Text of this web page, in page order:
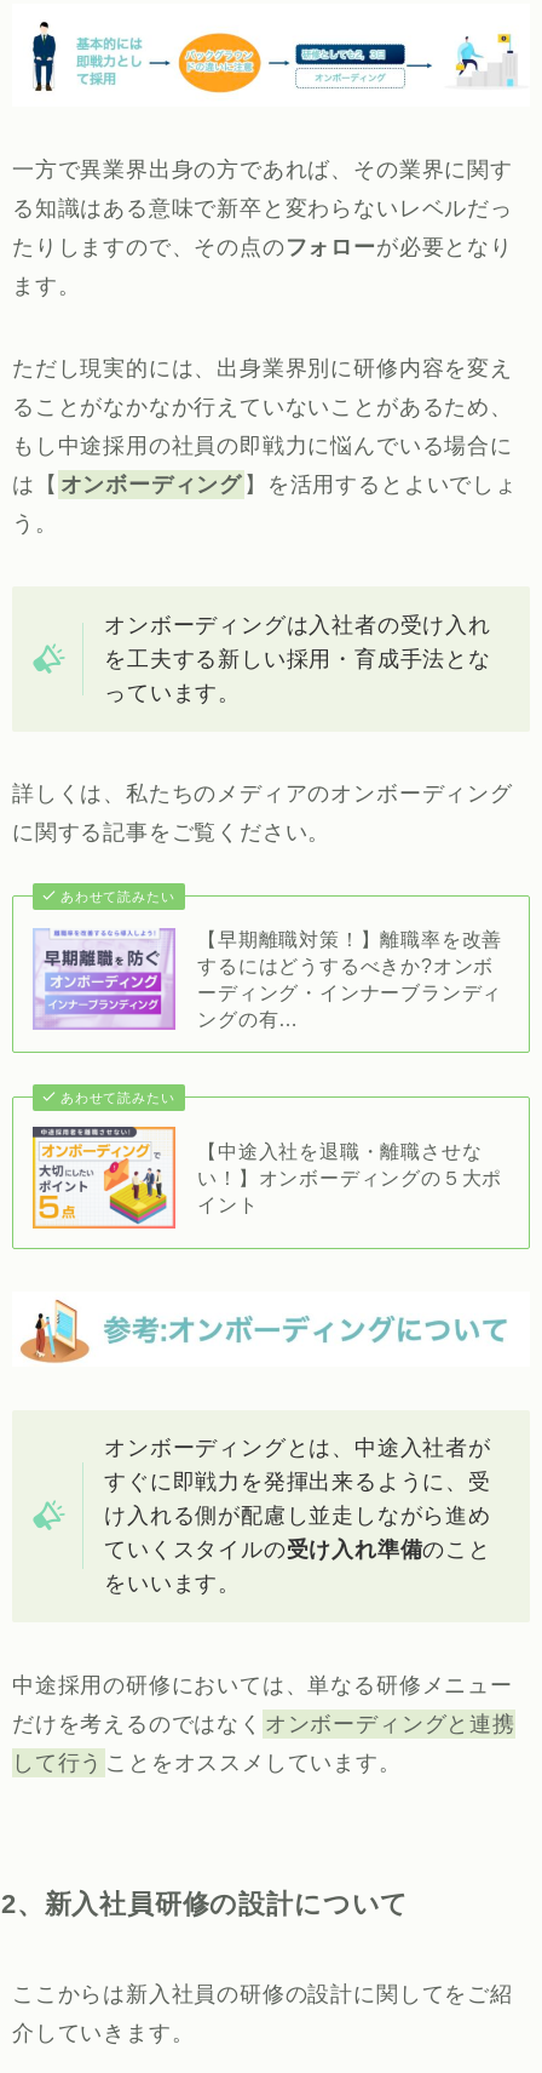
一方で異業界出身の方であれば、その業界に関す
る知識はある意味で新卒と変わらないレベルだっ
たりしますので、その点のフォローが必要となり
ます。
ただし現実的には、出身業界別に研修内容を変え
ることがなかなか行えていないことがあるため、
もし中途採用の社員の即戦力に悩んでいる場合に
は【 オンボーディング 】を活用するとよいでしょ
う。
オンボーディングは入社者の受け入れ
を工夫する新しい採用・育成手法とな
っています。
詳しくは、私たちのメディアのオンボーディング
に関する記事をご覧ください。
あわせて読みたい
【早期離職対策！】離職率を改善
するにはどうするべきか?オンボ
ーディング・インナーブランディ
ングの有…
あわせて読みたい
【中途入社を退職・離職させな
い！】オンボーディングの５大ポ
イント
オンボーディングとは、中途入社者が
すぐに即戦力を発揮出来るように、受
け入れる側が配慮し並走しながら進め
ていくスタイルの受け入れ準備のこと
をいいます。
中途採用の研修においては、単なる研修メニュー
だけを考えるのではなく オンボーディングと連携
して行う ことをオススメしています。
2、新入社員研修の設計について
ここからは新入社員の研修の設計に関してをご紹
介していきます。